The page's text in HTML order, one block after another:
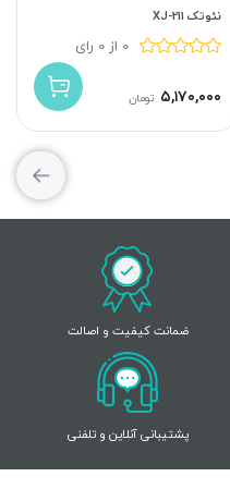
نئوتک XJ-211
0 از 0 رای
۵,۱۷۰,۰۰۰ تومان
ضمانت کیفیت و اصالت
پشتیبانی آنلاین و تلفنی